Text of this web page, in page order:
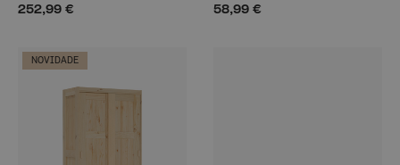
252,99 € 58,99 €
NOVIDADE